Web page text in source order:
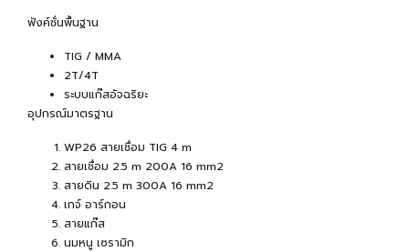
ฟังค์ชั่นพื้นฐาน
TIG / MMA
2T/4T
ระบบแก๊สอัจฉริยะ
อุปกรณ์มาตรฐาน
WP26 สายเชื่อม TIG 4 m
สายเชื่อม 2.5 m 200A 16 mm2
สายดิน 2.5 m 300A 16 mm2
เกจ์ อาร์กอน
สายแก๊ส
นมหนู เซรามิก